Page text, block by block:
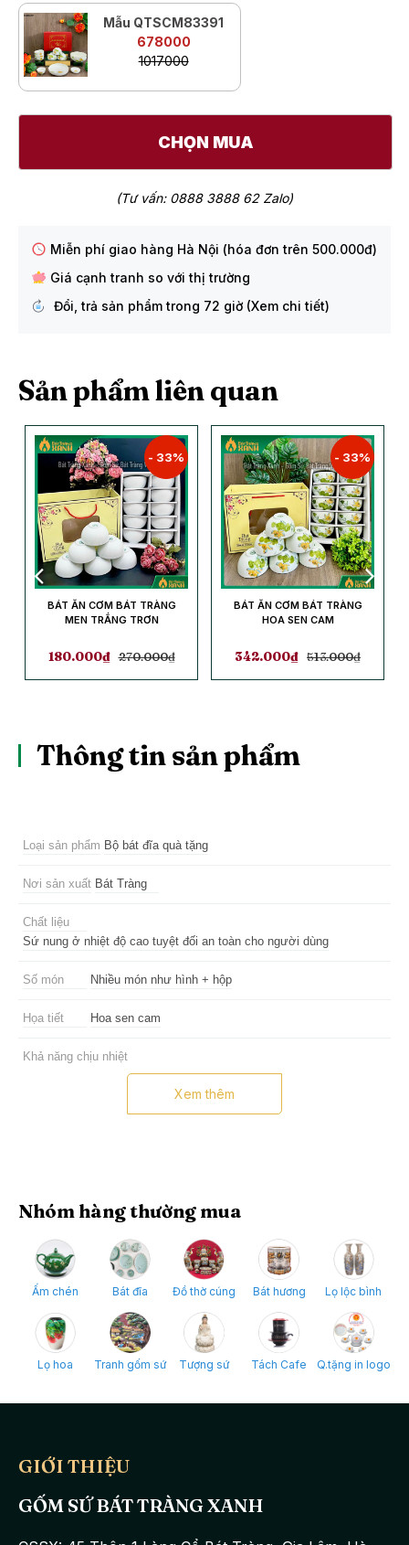
Mẫu QTSCM83391
678000
1017000
CHỌN MUA
(Tư vấn: 0888 3888 62 Zalo)
Miễn phí giao hàng Hà Nội (hóa đơn trên 500.000đ)
Giá cạnh tranh so với thị trường
Đổi, trả sản phẩm trong 72 giờ (Xem chi tiết)
Sản phẩm liên quan
- 33%
BÁT ĂN CƠM BÁT TRÀNG
MEN TRẮNG TRƠN
180.000₫ 270.000₫
- 33%
BÁT ĂN CƠM BÁT TRÀNG
HOA SEN CAM
342.000₫ 513.000₫
Thông tin sản phẩm
Loại sản phẩm Bộ bát đĩa quà tặng
Nơi sản xuất Bát Tràng
Chất liệu
Sứ nung ở nhiệt độ cao tuyệt đối an toàn cho người dùng
Số món Nhiều món như hình + hộp
Họa tiết Hoa sen cam
Khả năng chịu nhiệt
Dùng được trong lò vi sóng
5 năm
Xem thêm
Nhóm hàng thường mua
Ấm chén Bát đĩa Đồ thờ cúng Bát hương Lọ lộc bình
Lọ hoa Tranh gốm sứ Tượng sứ Tách Cafe Q.tặng in logo
GIỚI THIỆU
GỐM SỨ BÁT TRÀNG XANH